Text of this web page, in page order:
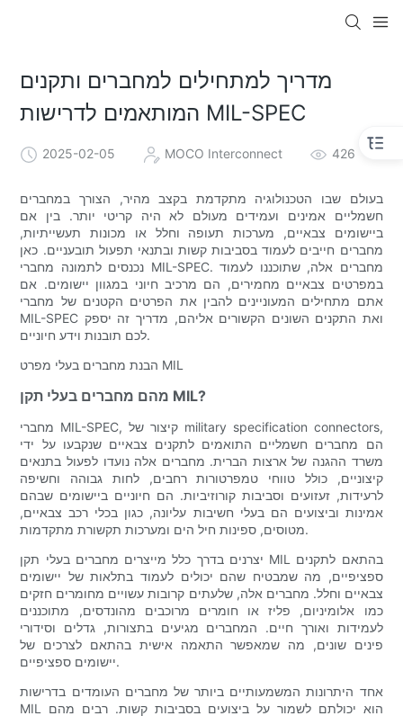
מדריך למתחילים למחברים ותקנים
המותאמים לדרישות MIL-SPEC
2025-02-05 MOCO Interconnect 426
בעולם שבו הטכנולוגיה מתקדמת בקצב מהיר, הצורך במחברים
חשמליים אמינים ועמידים מעולם לא היה קריטי יותר. בין אם
ביישומים צבאיים, מערכות תעופה וחלל או מכונות תעשייתיות,
מחברים חייבים לעמוד בסביבות קשות ובתנאי תפעול תובעניים. כאן
נכנסים לתמונה מחברי MIL-SPEC. מחברים אלה, שתוכננו לעמוד
במפרטים צבאיים מחמירים, הם מרכיב חיוני במגוון יישומים. אם
אתם מתחילים המעוניינים להבין את הפרטים הקטנים של מחברי
MIL-SPEC ואת התקנים השונים הקשורים אליהם, מדריך זה יספק
לכם תובנות וידע חיוניים.
הבנת מחברים בעלי מפרט MIL
מהם מחברים בעלי תקן MIL?
מחברי MIL-SPEC, קיצור של military specification connectors,
הם מחברים חשמליים התואמים לתקנים צבאיים שנקבעו על ידי
משרד ההגנה של ארצות הברית. מחברים אלה נועדו לפעול בתנאים
קיצוניים, כולל טווחי טמפרטורות רחבים, לחות גבוהה וחשיפה
לרעידות, זעזועים וסביבות קורוזיביות. הם חיוניים ביישומים שבהם
אמינות וביצועים הם בעלי חשיבות עליונה, כגון בכלי רכב צבאיים,
מטוסים, ספינות חיל הים ומערכות תקשורת מתקדמות.
יצרנים בדרך כלל מייצרים מחברים בעלי תקן MIL בהתאם לתקנים
ספציפיים, מה שמבטיח שהם יכולים לעמוד בתלאות של יישומים
צבאיים וחלל. מחברים אלה, שלעתים קרובות עשויים מחומרים חזקים
כמו אלומיניום, פליז או חומרים מרוכבים מהונדסים, מתוכננים
לעמידות ואורך חיים. המחברים מגיעים בתצורות, גדלים וסידורי
פינים שונים, מה שמאפשר התאמה אישית בהתאם לצרכים של
יישומים ספציפיים.
אחד היתרונות המשמעותיים ביותר של מחברים העומדים בדרישות
MIL הוא יכולתם לשמור על ביצועים בסביבות קשות. רבים מהם